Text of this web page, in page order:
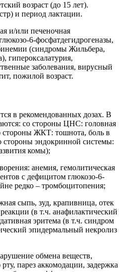
возраст (до 15 лет).
и период лактации.
и/или печеночная
6-фосфатдегидрогеназы,
(синдромы Жильбера,
гипероксалатурия,
заболевания, вирусный
пожилой возраст.
в рекомендованных дозах. В
со стороны ЦНС: головная
стороны ЖКТ: тошнота, боль в
стороны эндокринной системы:
комы);
анемия, гемолитическая
с дефицитом глюкозо-6-
редко – тромбоцитопения;
сыпь, зуд, крапивница, отек
(в т.ч. анафилактический
эритема (в т.ч. синдром
эпидермальный некролиз
обмена веществ,
парез аккомодации, задержка